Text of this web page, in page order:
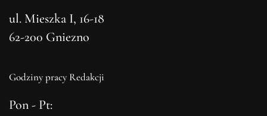
ul. Mieszka I, 16-18
62-200 Gniezno
Godziny pracy Redakcji
Pon - Pt: